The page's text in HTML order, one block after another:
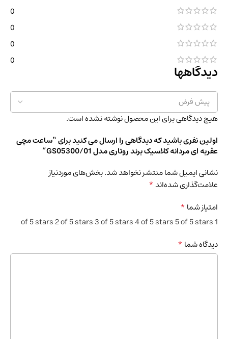
0
0
0
0
دیدگاهها
هیچ دیدگاهی برای این محصول نوشته نشده است.
اولین نفری باشید که دیدگاهی را ارسال می کنید برای “ساعت مچی
عقربه ای مردانه کلاسیک برند روتاری مدل GS05300/01”
نشانی ایمیل شما منتشر نخواهد شد.بخش‌های موردنیاز
علامت‌گذاری شده‌اند*
امتیاز شما*
1 of 5 stars
2 of 5 stars3 of 5 stars4 of 5 stars5 of 5 stars
دیدگاه شما*